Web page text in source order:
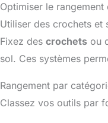
Optimiser le
Utiliser des crochets et
Fixez des crochets ou
sol. Ces systèmes
Rangement par
Classez vos outils par